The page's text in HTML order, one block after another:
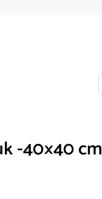
-40×40 cm